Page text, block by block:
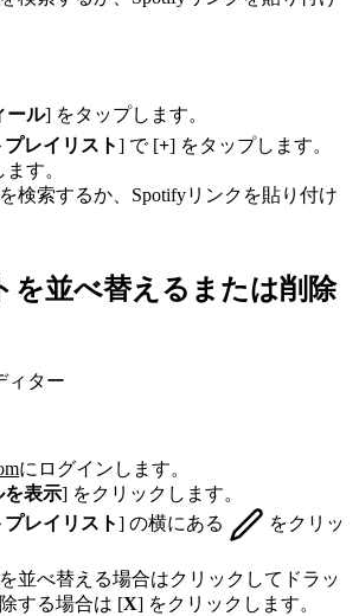
ール] をタップします。
レイリスト] で [+] をタップします。
す。
検索するか、Spotifyリンクを貼り付け
を並べ替えるまたは削除
ィター
にログインします。
を表示] をクリックします。
レイリスト] の横にある
をクリッ
並べ替える場合はクリックしてドラッ
する場合は [X] をクリックします。